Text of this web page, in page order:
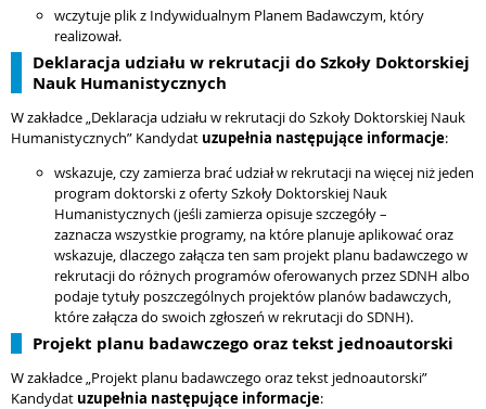
wczytuje plik z Indywidualnym Planem Badawczym, który
realizował.
Deklaracja udziału w rekrutacji do Szkoły Doktorskiej
Nauk Humanistycznych
W zakładce „Deklaracja udziału w rekrutacji do Szkoły Doktorskiej Nauk
Humanistycznych” Kandydat uzupełnia następujące informacje:
wskazuje, czy zamierza brać udział w rekrutacji na więcej niż jeden
program doktorski z oferty Szkoły Doktorskiej Nauk
Humanistycznych (jeśli zamierza opisuje szczegóły –
zaznacza wszystkie programy, na które planuje aplikować oraz
wskazuje, dlaczego załącza ten sam projekt planu badawczego w
rekrutacji do różnych programów oferowanych przez SDNH albo
podaje tytuły poszczególnych projektów planów badawczych,
które załącza do swoich zgłoszeń w rekrutacji do SDNH).
Projekt planu badawczego oraz tekst jednoautorski
W zakładce „Projekt planu badawczego oraz tekst jednoautorski”
Kandydat uzupełnia następujące informacje: